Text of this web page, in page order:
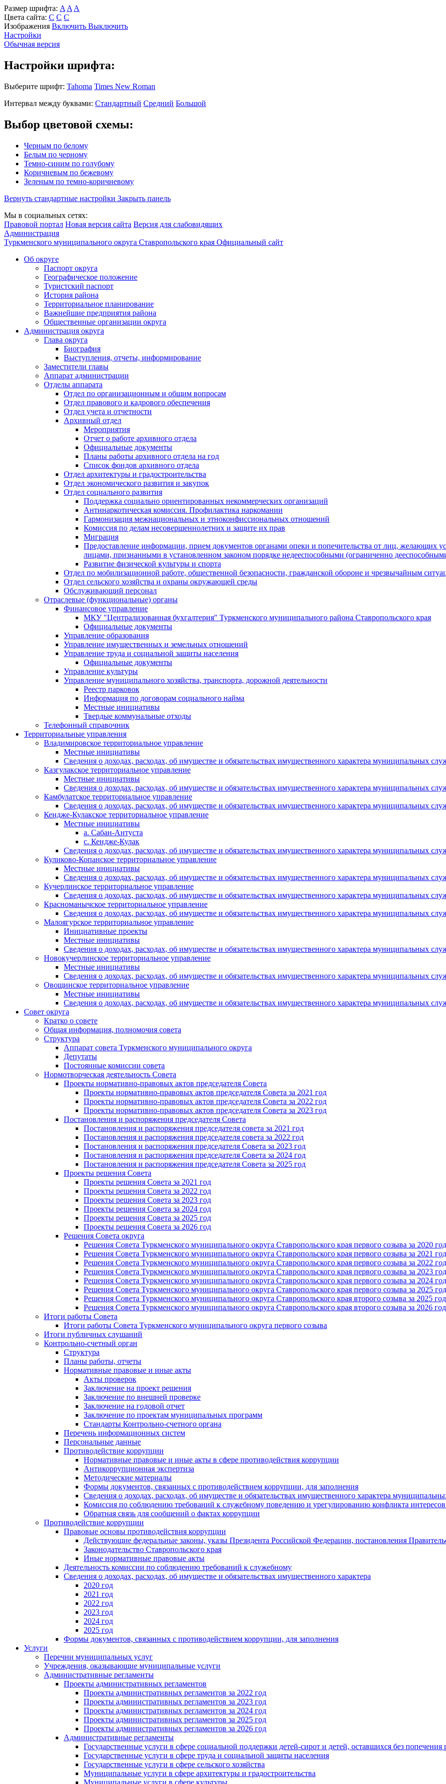
Размер шрифта: A A A
Цвета сайта: С С С
Изображения Включить Выключить
Настройки
Обычная версия
Настройки шрифта:
Выберите шрифт: Tahoma Times New Roman
Интервал между буквами: Стандартный Средний Большой
Выбор цветовой схемы:
Черным по белому
Белым по черному
Темно-синим по голубому
Коричневым по бежевому
Зеленым по темно-коричневому
Вернуть стандартные настройки Закрыть панель
Мы в социальных сетях:
Правовой портал Новая версия сайта Версия для слабовидящих
Администрация
Туркменского муниципального округа Ставропольского края Официальный сайт
Об округе
Паспорт округа
Географическое положение
Туристский паспорт
История района
Территориальное планирование
Важнейшие предприятия района
Общественные организации округа
Администрация округа
Глава округа
Биография
Выступления, отчеты, информирование
Заместители главы
Аппарат администрации
Отделы аппарата
Отдел по организационным и общим вопросам
Отдел правового и кадрового обеспечения
Отдел учета и отчетности
Архивный отдел
Мероприятия
Отчет о работе архивного отдела
Официальные документы
Планы работы архивного отдела на год
Список фондов архивного отдела
Отдел архитектуры и градостроительства
Отдел экономического развития и закупок
Отдел социального развития
Поддержка социально ориентированных некоммерческих организаций
Антинаркотическая комиссия. Профилактика наркомании
Гармонизация межнациональных и этноконфиссиональных отношений
Комиссия по делам несовершеннолетних и защите их прав
Миграция
Предоставление информации, прием документов органами опеки и попечительства от лиц, желающих
лицами, признанными в установленном законом порядке недееспособными (ограниченно
Развитие физической культуры и спорта
Отдел по мобилизационной работе, общественной безопасности, гражданской оборонe и чрезвычайным
Отдел сельского хозяйства и охраны окружающей среды
Обслуживающий персонал
Отраслевые (функциональные) органы
Финансовое управление
МКУ "Централизованная бухгалтерия" Туркменского муниципального района Ставропольского края
Официальные документы
Управление образования
Управление имущественных и земельных отношений
Управление труда и социальной защиты населения
Официальные документы
Управление культуры
Управление муниципального хозяйства, транспорта, дорожной деятельности
Реестр парковок
Информация по договорам социального найма
Местные инициативы
Твердые коммунальные отходы
Телефонный справочник
Территориальные управления
Владимировское территориальное управление
Местные инициативы
Сведения о доходах, расходах, об имуществе и обязательствах имущественного характера муниципальных
Казгулакское территориальное управление
Местные инициативы
Сведения о доходах, расходах, об имуществе и обязательствах имущественного характера муниципальных
Камбулатское территориальное управление
Сведения о доходах, расходах, об имуществе и обязательствах имущественного характера муниципальных
Кендже-Кулакское территориальное управление
Местные инициативы
а. Сабан-Антуста
с. Кендже-Кулак
Сведения о доходах, расходах, об имуществе и обязательствах имущественного характера муниципальных
Куликово-Копанское территориальное управление
Местные инициативы
Сведения о доходах, расходах, об имуществе и обязательствах имущественного характера муниципальных
Кучерлинское территориальное управление
Сведения о доходах, расходах, об имуществе и обязательствах имущественного характера муниципальных
Красноманычское территориальное управление
Сведения о доходах, расходах, об имуществе и обязательствах имущественного характера муниципальных
Малоягурское территориальное управление
Инициативные проекты
Местные инициативы
Сведения о доходах, расходах, об имуществе и обязательствах имущественного характера муниципальных
Новокучерлинское территориальное управление
Местные инициативы
Сведения о доходах, расходах, об имуществе и обязательствах имущественного характера муниципальных
Овощинское территориальное управление
Местные инициативы
Сведения о доходах, расходах, об имуществе и обязательствах имущественного характера муниципальных
Совет округа
Кратко о совете
Общая информация, полномочия совета
Структура
Аппарат совета Туркменского муниципального округа
Депутаты
Постоянные комиссии совета
Нормотворческая деятельность Совета
Проекты нормативно-правовых актов председателя Cовета
Проекты нормативно-правовых актов председателя Cовета за 2021 год
Проекты нормативно-правовых актов председателя Cовета за 2022 год
Проекты нормативно-правовых актов председателя Cовета за 2023 год
Постановления и распоряжения председателя Cовета
Постановления и распоряжения председателя совета за 2021 год
Постановления и распоряжения председателя совета за 2022 год
Постановления и распоряжения председателя Cовета за 2023 год
Постановления и распоряжения председателя Cовета за 2024 год
Постановления и распоряжения председателя Cовета за 2025 год
Проекты решения Cовета
Проекты решения Совета за 2021 год
Проекты решения Совета за 2022 год
Проекты решения Cовета за 2023 год
Проекты решения Совета за 2024 год
Проекты решения Совета за 2025 год
Проекты решения Совета за 2026 год
Решения Совета округа
Решения Совета Туркменского муниципального округа Ставропольского края первого созыва за 2020 год
Решения Совета Туркменского муниципального округа Ставропольского края первого созыва за 2021 год
Решения Совета Туркменского муниципального округа Ставропольского края первого созыва за 2022 год
Решения Совета Туркменского муниципального округа Ставропольского края первого созыва за 2023 год
Решения Совета Туркменского муниципального округа Ставропольского края первого созыва за 2024 год
Решения Совета Туркменского муниципального округа Ставропольского края первого созыва за 2025 год
Решения Совета Туркменского муниципального округа Ставропольского края второго созыва за 2025 год
Решения Совета Туркменского муниципального округа Ставропольского края второго созыва за 2026 год
Итоги работы Совета
Итоги работы Совета Туркменского муниципального округа первого созыва
Итоги публичных слушаний
Контрольно-счетный орган
Структура
Планы работы, отчеты
Нормативные правовые и иные акты
Акты проверок
Заключение на проект решения
Заключение по внешней проверке
Заключение на годовой отчет
Заключение по проектам муниципальных программ
Стандарты Контрольно-счетного органа
Перечень информационных систем
Персональные данные
Противодействие коррупции
Нормативные правовые и иные акты в сфере противодействия коррупции
Антикоррупционная экспертиза
Методические материалы
Формы документов, связанных с противодействием коррупции, для заполнения
Сведения о доходах, расходах, об имуществе и обязательствах имущественного характера
Комиссия по соблюдению требований к служебному поведению и урегулированию конфликта интересов
Обратная связь для сообщений о фактах коррупции
Противодействие коррупции
Правовые основы противодействия коррупции
Действующие федеральные законы, указы Президента Российской Федерации, постановления
Законодательство Ставропольского края
Иные нормативные правовые акты
Деятельность комиссии по соблюдению требований к служебному
Сведения о доходах, расходах, об имуществе и обязательствах имущественного характера
2020 год
2021 год
2022 год
2023 год
2024 год
2025 год
Формы документов, связанных с противодействием коррупции, для заполнения
Услуги
Перечни муниципальных услуг
Учреждения, оказывающие муниципальные услуги
Административные регламенты
Проекты административных регламентов
Проекты административных регламентов за 2022 год
Проекты административных регламентов за 2023 год
Проекты административных регламентов за 2024 год
Проекты административных регламентов за 2025 год
Проекты административных регламентов за 2026 год
Административные регламенты
Государственные услуги в сфере социальной поддержки детей-сирот и детей, оставшихся без попечения
Государственные услуги в сфере труда и социальной защиты населения
Государственные услуги в сфере сельского хозяйства
Муниципальные услуги в сфере архитектуры и градостроительства
Муниципальные услуги в сфере культуры